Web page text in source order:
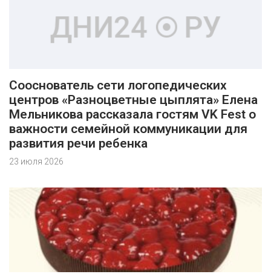
Сооснователь сети логопедических
центров «Разноцветные цыплята» Елена
Мельникова рассказала гостям VK Fest о
важности семейной коммуникации для
развития речи ребенка
23 июля 2026